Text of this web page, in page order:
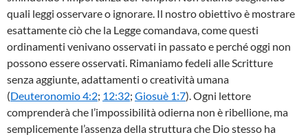
quali leggi osservare o ignorare. Il nostro obiettivo è mostrare
esattamente ciò che la Legge comandava, come questi
ordinamenti venivano osservati in passato e perché oggi non
possono essere osservati. Rimaniamo fedeli alle Scritture
senza aggiunte, adattamenti o creatività umana
(Deuteronomio 4:2; 12:32; Giosuè 1:7). Ogni lettore
comprenderà che l’impossibilità odierna non è ribellione, ma
semplicemente l’assenza della struttura che Dio stesso ha